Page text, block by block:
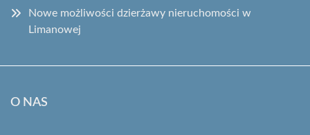
Nowe możliwości dzierżawy nieruchomości w
Limanowej
O NAS